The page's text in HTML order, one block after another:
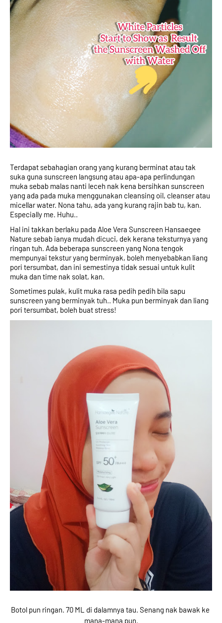
Terdapat sebahagian orang yang kurang berminat atau tak
suka guna sunscreen langsung atau apa-apa perlindungan
muka sebab malas nanti leceh nak kena bersihkan sunscreen
yang ada pada muka menggunakan cleansing oil, cleanser atau
micellar water. Nona tahu, ada yang kurang rajin bab tu, kan.
Especially me. Huhu..
Hal ini takkan berlaku pada Aloe Vera Sunscreen Hansaegee
Nature sebab ianya mudah dicuci, dek kerana teksturnya yang
ringan tuh. Ada beberapa sunscreen yang Nona tengok
mempunyai tekstur yang berminyak, boleh menyebabkan liang
pori tersumbat, dan ini semestinya tidak sesuai untuk kulit
muka dan time nak solat, kan.
Sometimes pulak, kulit muka rasa pedih pedih bila sapu
sunscreen yang berminyak tuh.. Muka pun berminyak dan liang
pori tersumbat, boleh buat stress!
Botol pun ringan. 70 ML di dalamnya tau. Senang nak bawak ke
mana-mana pun.